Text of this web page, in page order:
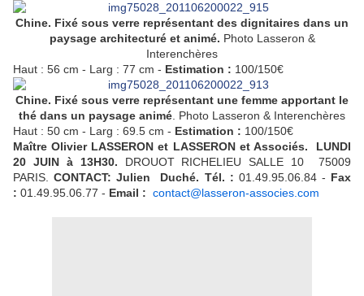
Chine. Fixé sous verre représentant des dignitaires dans un
paysage architecturé et animé. Photo Lasseron &
Interenchères
Haut : 56 cm - Larg : 77 cm - Estimation : 100/150€
Chine. Fixé sous verre représentant une femme apportant le
thé dans un paysage animé . Photo Lasseron & Interenchères
Haut : 50 cm - Larg : 69.5 cm - Estimation : 100/150€
Maître Olivier LASSERON et LASSERON et Associés. LUNDI
20 JUINà 13H30. DROUOT RICHELIEU SALLE 10 75009
PARIS.CONTACT: Julien Duché. Tél. : 01.49.95.06.84 - Fax
: 01.49.95.06.77 - Email : contact@lasseron-associes.com